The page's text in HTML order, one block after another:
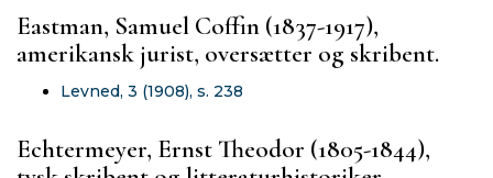
FORSKNING
Eastman, Samuel Coffin (1837-1917),
amerikansk jurist, oversætter og skribent.
Levned, 3 (1908), s. 238
Echtermeyer, Ernst Theodor (1805-1844),